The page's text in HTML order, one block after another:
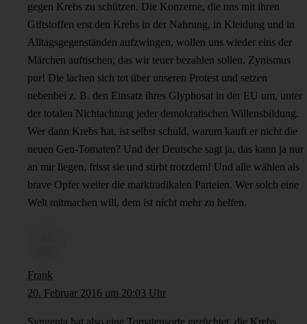
gegen Krebs zu schützen. Die Konzerne, die uns mit ihren
Giftstoffen erst den Krebs in der Nahrung, in Kleidung und in
Alltagsgegenständen aufzwingen, wollen uns wieder eins der
Märchen auftischen, das wir teuer bezahlen sollen. Zynismus
pur! Die lachen sich tot über unseren Protest und setzen
nebenbei z. B. den Einsatz ihres Glyphosat in der EU um, unter
der totalen Nichtachtung jeder demokratischen Willensbildung.
Wer dann Krebs hat, ist selbst schuld, warum kauft er nicht die
neuen Gen-Tomaten? Und der Deutsche sagt ja, das kann ja nur
an mir liegen, frisst sie und stirbt trotzdem! Und alle wählen als
brave Opfer weiter die marktradikalen Parteien. Wer solch eine
Welt mitmachen will, dem ist nicht mehr zu helfen.
Frank
20. Februar 2016 um 20:03 Uhr